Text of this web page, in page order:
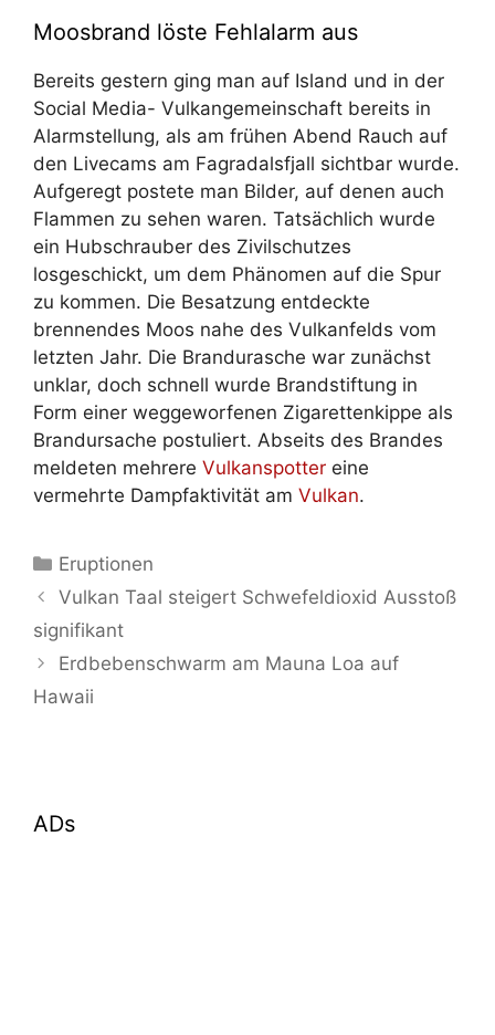
Moosbrand löste Fehlalarm aus
Bereits gestern ging man auf Island und in der
Social Media- Vulkangemeinschaft bereits in
Alarmstellung, als am frühen Abend Rauch auf
den Livecams am Fagradalsfjall sichtbar wurde.
Aufgeregt postete man Bilder, auf denen auch
Flammen zu sehen waren. Tatsächlich wurde
ein Hubschrauber des Zivilschutzes
losgeschickt, um dem Phänomen auf die Spur
zu kommen. Die Besatzung entdeckte
brennendes Moos nahe des Vulkanfelds vom
letzten Jahr. Die Brandurasche war zunächst
unklar, doch schnell wurde Brandstiftung in
Form einer weggeworfenen Zigarettenkippe als
Brandursache postuliert. Abseits des Brandes
meldeten mehrere Vulkanspotter eine
vermehrte Dampfaktivität am Vulkan.
Kategorien
Eruptionen
Vulkan Taal steigert Schwefeldioxid Ausstoß
signifikant
Erdbebenschwarm am Mauna Loa auf
Hawaii
ADs